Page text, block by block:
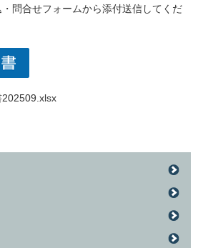
問合せフォームから添付送信してくだ
202509.xlsx